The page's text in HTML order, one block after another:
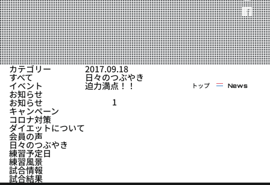
キャンペーン
実戦コース
料金システム
選手紹介
よくある質問
フィットネスコース
料金システム
ビフォーアフター
YOUTUBE BLOG
トップ News
カテゴリー
すべて
イベント
お知らせ
お知らせ
キャンペーン
コロナ対策
ダイエットについて
会員の声
日々のつぶやき
練習予定日
練習風景
試合情報
試合結果
2017.09.18
日々のつぶやき
迫力満点！！
1